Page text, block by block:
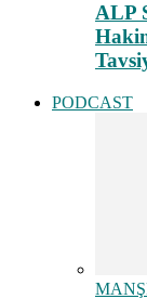
ALP
PODCAST